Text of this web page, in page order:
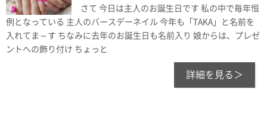
さて 今日は主人のお誕生日です 私の中で毎年恒
例となっている 主人のバースデーネイル 今年も「TAKA」と名前を
入れてま～す ちなみに去年のお誕生日も名前入り 娘からは、プレゼ
ントへの飾り付け ちょっと
詳細を見る＞